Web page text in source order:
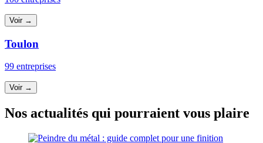
Voir →
Toulon
99 entreprises
Voir →
Nos actualités qui pourraient vous plaire